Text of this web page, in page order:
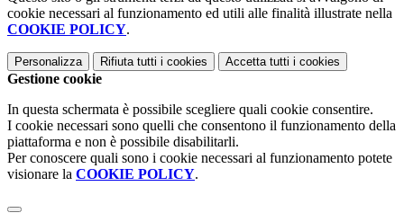
cookie necessari al funzionamento ed utili alle finalità illustrate nella
COOKIE POLICY.
Personalizza Rifiuta tutti i cookies Accetta tutti i cookies
Gestione cookie
In questa schermata è possibile scegliere quali cookie consentire.
I cookie necessari sono quelli che consentono il funzionamento della
piattaforma e non è possibile disabilitarli.
Per conoscere quali sono i cookie necessari al funzionamento potete
visionare la COOKIE POLICY.